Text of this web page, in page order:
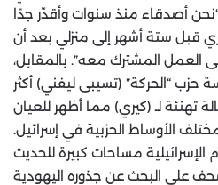
أصدقاء منذ سنوات وأقدّر جدًا
قبل ستة أشهر إلى منزلي بعد أن
العمل المشترك معه”. بالمقابل،
حزب “الحركة” (تسيبى ليفني) أكثر
تهنئة لـ (كيري) مما أظهر للعيان
الأوساط الحزبية في إسرائيل.
الإسرائيلية مساحات كبيرة للحديث
على البحث عن جذوره اليهودية